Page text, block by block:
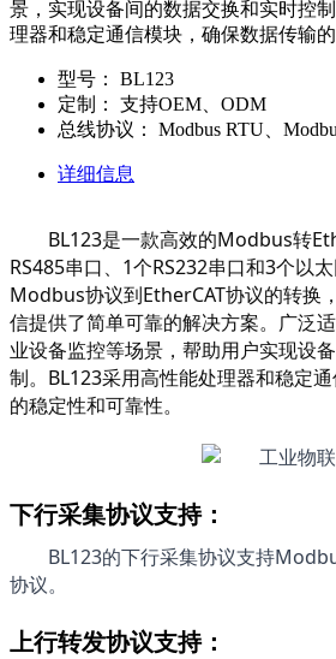
景，实现设备间的数据交换和实时控
理器和稳定通信模块，确保数据传输的
型号：
BL123
定制：
支持OEM、ODM
总线协议：
Modbus RTU、
详细信息
BL123是一款高效的Modbus转
RS485串口、1个RS232串口和3个以
Modbus协议到EtherCAT协议的转换
信提供了简单可靠的解决方案。广泛
业设备监控等场景，帮助用户实现设
制。BL123采用高性能处理器和稳定
的稳定性和可靠性。
下行采集协议支持：
BL123的下行采集协议支持
协议。
上行转发协议支持：